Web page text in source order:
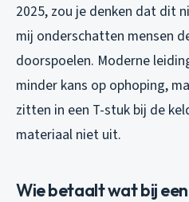
2025, zou je denken dat dit
mij onderschatten mensen
doorspoelen. Moderne
minder kans op ophoping,
zitten in een T-stuk bij de
materiaal niet uit.
Wie betaalt wat bij